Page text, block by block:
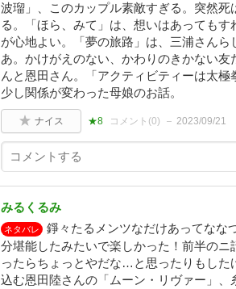
波瑠」、このカップル素敵すぎる。突然
る。「ほら、みて」は、想いはあっても
が心地よい。「夢の旅路」は、三浦さん
あ。かけがえのない、かわりのきかない
んと恩田さん。「アクティビティーは太極
少し関係が変わった母娘のお話。
ナイス ★8 コメント(0) 2023/09/21
みるくるみ
ネタバレ
錚々たるメンツなだけあってなな
分堪能したみたいで楽しかった！前半の
ったらちょっとやだな…と思ったりもした
込む恩田陸さんの「ムーン・リヴァー」